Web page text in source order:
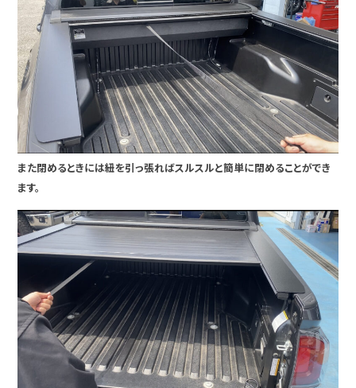
また閉めるときには紐を引っ張ればスルスルと簡単に閉めることができ
ます。